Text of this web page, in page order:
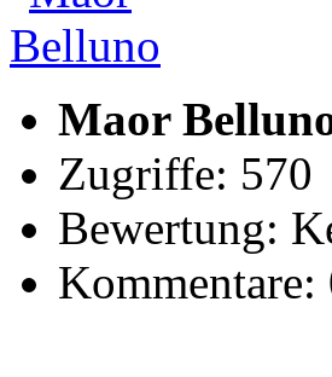
Maor
Zugriffe: 570
Bewertung:
Kommentare: